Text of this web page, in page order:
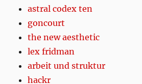
astral codex ten
goncourt
the new aesthetic
lex fridman
arbeit und struktur
hackr